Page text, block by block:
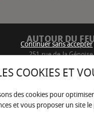
AUTOUR DU
251 rue de la Génoise
05 45 22 98
Nous envoyer un e-mail
Continuer sans accepter
COOKIES ET
des cookies pour
et vous proposer un site